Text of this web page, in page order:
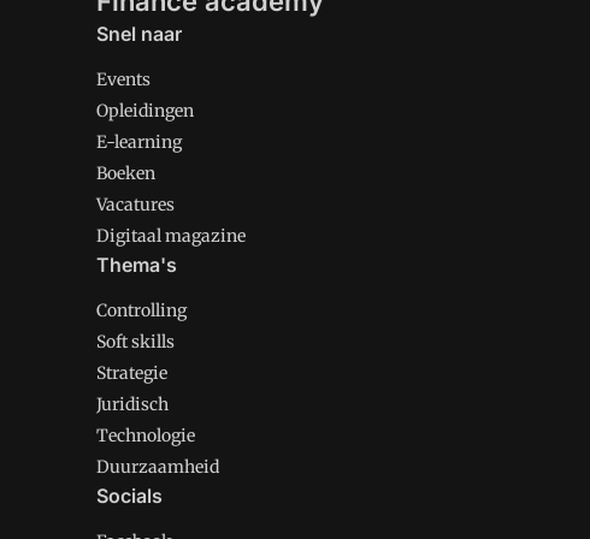
Snel naar
Events
Opleidingen
E-learning
Boeken
Vacatures
Digitaal magazine
Thema's
Controlling
Soft skills
Strategie
Juridisch
Technologie
Duurzaamheid
Socials